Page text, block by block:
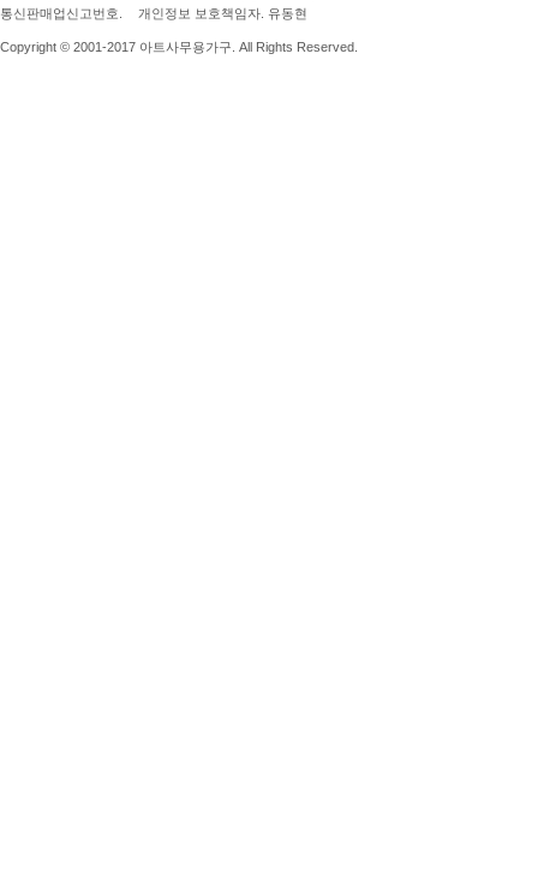
통신판매업신고번호.
개인정보 보호책임자. 유동현
Copyright © 2001-2017 아트사무용가구. All Rights Reserved.